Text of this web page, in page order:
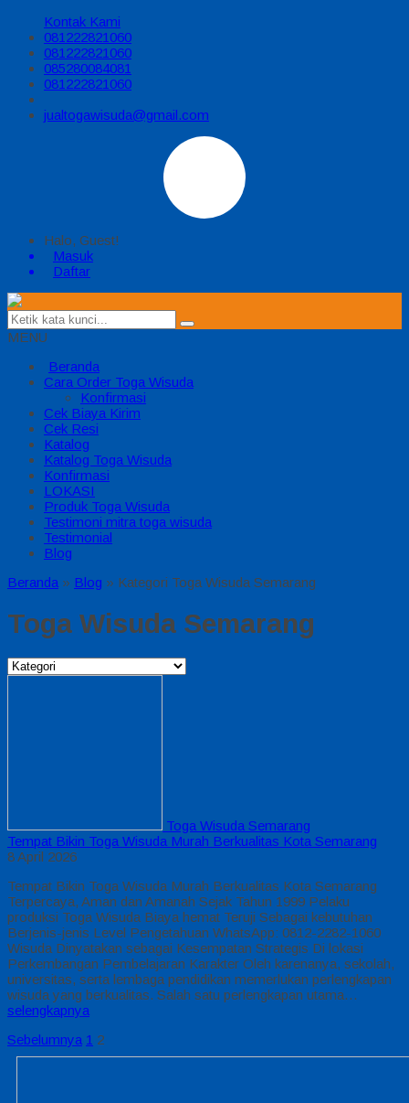
Kontak Kami
081222821060
081222821060
085280084081
081222821060
jualtogawisuda@gmail.com
Halo, Guest!
Masuk
Daftar
MENU
Beranda
Cara Order Toga Wisuda
Konfirmasi
Cek Biaya Kirim
Cek Resi
Katalog
Katalog Toga Wisuda
Konfirmasi
LOKASI
Produk Toga Wisuda
Testimoni mitra toga wisuda
Testimonial
Blog
Beranda » Blog » Kategori Toga Wisuda Semarang
Toga Wisuda Semarang
Toga Wisuda Semarang
Tempat Bikin Toga Wisuda Murah Berkualitas Kota Semarang
8 April 2026
Tempat Bikin Toga Wisuda Murah Berkualitas Kota Semarang
Terpercaya, Aman dan Amanah Sejak Tahun 1999 Pelaku
produksi Toga Wisuda Biaya hemat Teruji Sebagai kebutuhan
Berjenis-jenis Level Pengetahuan WhatsApp: 0812-2282-1060
Wisuda Dinyatakan sebagai Kesempatan Strategis Di lokasi
Perkembangan Pembelajaran Karakter Oleh karenanya, sekolah,
universitas, serta lembaga pendidikan memerlukan perlengkapan
wisuda yang berkualitas. Salah satu perlengkapan utama…
selengkapnya
Sebelumnya 1 2